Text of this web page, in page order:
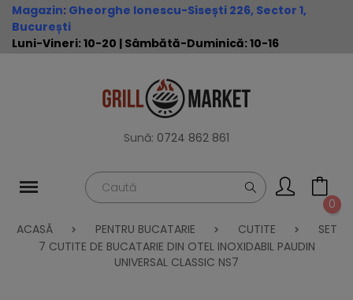
Magazin: Gheorghe Ionescu-Sisești 226, Sector 1,
București
Luni-Vineri: 10-20 | Sâmbătă-Duminică: 10-16
Sună: 0724 862 861
0
ACASĂ
PENTRU BUCATARIE CUTITE
SET
7 CUTITE DE BUCATARIE DIN OTEL INOXIDABIL PAUDIN
UNIVERSAL CLASSIC NS7